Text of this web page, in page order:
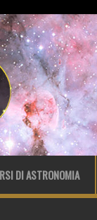
DI ASTRONOMIA